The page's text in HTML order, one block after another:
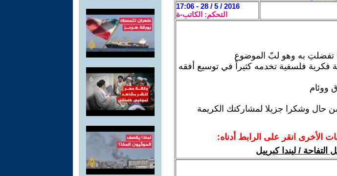
2016 / 5 / 28 - 17:06
التحكم: الكاتب-ة
تفضلتِ به وهو لبّ الموضوع
فكرية فلسفية تخدمه كثيراً في توسيع أفقه
ووئام
وشكرا جزيلا لمشاركتك الكريمة
الأخرى انقر على الرابط أدناه:
/ ليندا كبرييل